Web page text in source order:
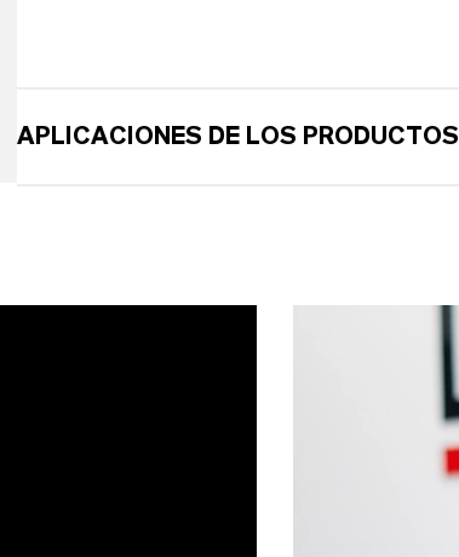
APLICACIONES DE LOS PRODUCTOS